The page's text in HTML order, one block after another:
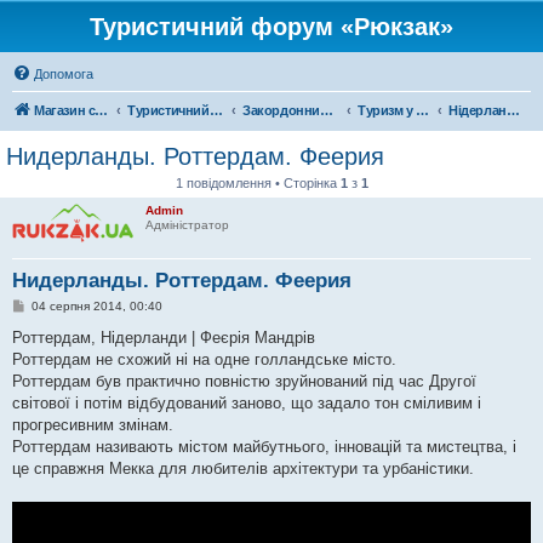
Туристичний форум «Рюкзак»
Допомога
Магазин спорядження Туристичний форум «Рюкзак» Закордонний туризм Туризм у Європі Нідерланди
Нидерланды. Роттердам. Феерия
1 повідомлення • Сторінка 1 з 1
Admin
Адміністратор
Нидерланды. Роттердам. Феерия
П
в
д
о
л
е
н
я
04 серпня 2014, 00:40
Роттердам, Нідерланди | Феєрія Мандрів
Роттердам не схожий ні на одне голландське місто.
Роттердам був практично повністю зруйнований під час Другої
світової і потім відбудований заново, що задало тон сміливим і
прогресивним змінам.
Роттердам називають містом майбутнього, інновацій та мистецтва, і
це справжня Мекка для любителів архітектури та урбаністики.